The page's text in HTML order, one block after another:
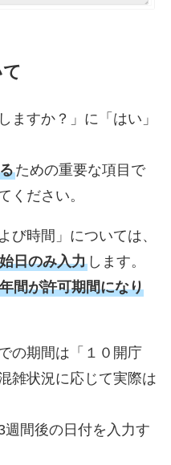
ますか？」に「はい」
ための重要な項目で
ください。
び時間」については、
日のみ入力します。
間が許可期間になり
の期間は「１０開庁
雑状況に応じて実際は
週間後の日付を入力す